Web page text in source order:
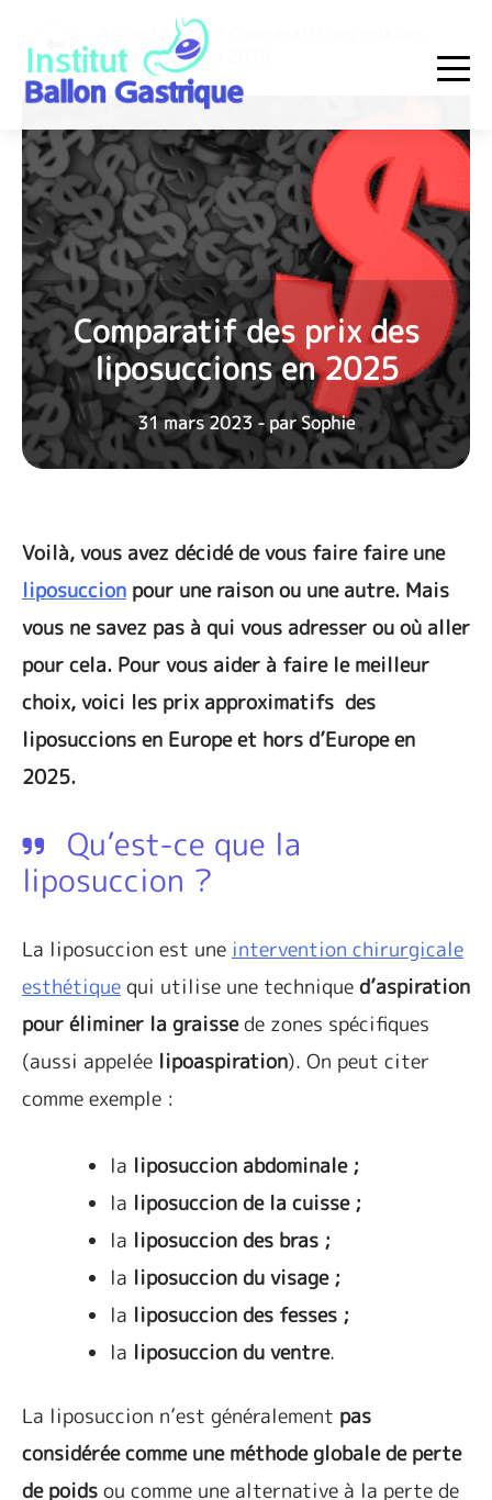
content
Institut Ballon Gastrique
/ Blog / Comparatif des prix des
liposuccions en 2025
Comparatif des prix des
liposuccions en 2025
31 mars 2023 - par Sophie
Voilà, vous avez décidé de vous faire faire une
liposuccion pour une raison ou une autre. Mais
vous ne savez pas à qui vous adresser ou où aller
pour cela. Pour vous aider à faire le meilleur
choix, voici les prix approximatifs des
liposuccions en Europe et hors d’Europe en
2025.
Qu’est-ce que la
liposuccion ?
La liposuccion est une intervention chirurgicale
esthétique qui utilise une technique d’aspiration
pour éliminer la graissede zones spécifiques
(aussi appelée lipoaspiration). On peut citer
comme exemple :
la liposuccion abdominale ;
la liposuccion de la cuisse ;
la liposuccion des bras ;
la liposuccion du visage ;
la liposuccion des fesses ;
la liposuccion du ventre.
La liposuccion n’est généralement pas
considérée comme une méthode globale de perte
de poids ou comme une alternative à la perte de